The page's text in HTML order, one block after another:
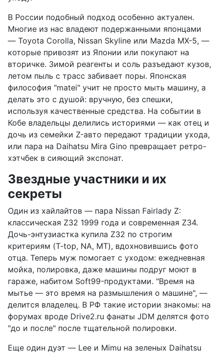
В России подобный подход особенно актуален.
Многие из нас владеют подержанными японцами
— Toyota Corolla, Nissan Skyline или Mazda MX-5, —
которые привозят из Японии или покупают на
вторичке. Зимой реагенты и соль разъедают кузов,
летом пыль с трасс забивает поры. Японская
философия "matei" учит не просто мыть машину, а
делать это с душой: вручную, без спешки,
используя качественные средства. На событии в
Кобе владельцы делились историями — как отец и
дочь из семейки Z-авто передают традиции ухода,
или пара на Daihatsu Mira Gino превращает ретро-
хэтчбек в сияющий экспонат.
Звездные участники и их
секреты
Один из хайлайтов — пара Nissan Fairlady Z:
классическая Z32 1999 года и современная Z34.
Дочь-энтузиастка купила Z32 по строгим
критериям (T-top, NA, MT), вдохновившись фото
отца. Теперь муж помогает с уходом: ежедневная
мойка, полировка, даже машины подруг моют в
гараже, набитом Soft99-продуктами. "Время на
мытье — это время на размышления о машине", —
делится владелец. В РФ такие истории знакомы: на
форумах вроде Drive2.ru фанаты JDM делятся фото
"до и после" после тщательной полировки.
Еще один дуэт — Lee и Mimu на зеленых Daihatsu